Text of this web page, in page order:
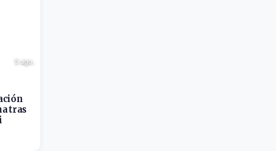
5 ago.
tras